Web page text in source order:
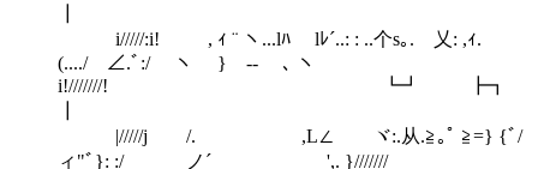
i/////:i! , ｨ ¨ ヽ...lﾊ lﾚ´..: : ..个s｡. 乂: ,ｨ.
(..../ ∠.ﾞ:/ ヽ } -- ､ ヽ
i!///////! ┗┛ ┣┓
|/////j /. ,L∠ ヾ:.从.≧｡ﾟ ≧=} {ﾞ/
ィ"ﾞ}: :/ ノ´ ',. }///////